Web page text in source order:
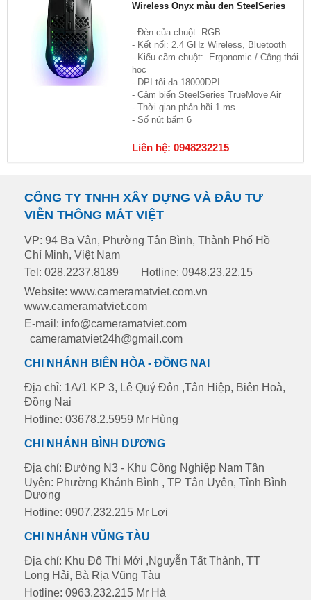
Wireless Onyx màu đen SteelSeries
- Đèn của chuột: RGB
- Kết nối: 2.4 GHz Wireless, Bluetooth
- Kiểu cầm chuột: Ergonomic / Công thái
học
- DPI tối đa 18000DPI
- Cảm biến SteelSeries TrueMove Air
- Thời gian phản hồi 1 ms
- Số nút bấm 6
Liên hệ: 0948232215
CÔNG TY TNHH XÂY DỰNG VÀ ĐẦU TƯ
VIỄN THÔNG MẮT VIỆT
VP: 94 Ba Vân, Phường Tân Bình, Thành Phố Hồ
Chí Minh, Việt Nam
Tel: 028.2237.8189
Hotline: 0948.23.22.15
Website: www.cameramatviet.com.vn
www.cameramatviet.com
E-mail: info@cameramatviet.com
cameramatviet24h@gmail.com
CHI NHÁNH BIÊN HÒA - ĐỒNG NAI
Địa chỉ: 1A/1 KP 3, Lê Quý Đôn ,Tân Hiệp, Biên Hoà,
Đồng Nai
Hotline: 03678.2.5959 Mr Hùng
CHI NHÁNH BÌNH DƯƠNG
Địa chỉ: Đường N3 - Khu Công Nghiệp Nam Tân
Uyên: Phường Khánh Bình , TP Tân Uyên, Tỉnh Bình
Dương
Hotline: 0907.232.215 Mr Lợi
CHI NHÁNH VŨNG TÀU
Địa chỉ: Khu Đô Thi Mới ,Nguyễn Tất Thành, TT
Long Hải, Bà Rịa Vũng Tàu
Hotline: 0963.232.215 Mr Hà